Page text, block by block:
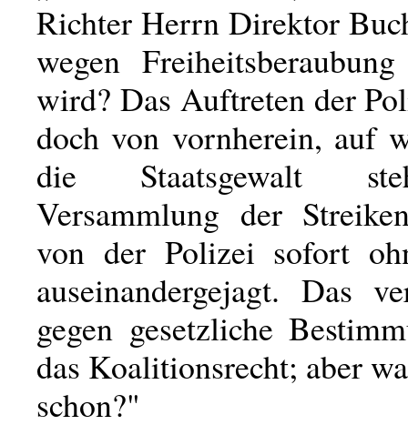
Richter Herrn Direktor
wegen
wird? Das Auftreten der
doch von vornherein, auf
die Staatsgewalt
Versammlung der
von der Polizei sofort
auseinandergejagt. Das
gegen gesetzliche
das Koalitionsrecht; aber
schon?"